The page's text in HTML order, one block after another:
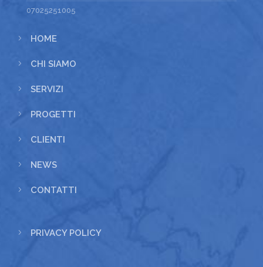
07025251005
5 HOME
5 CHI SIAMO
5 SERVIZI
5 PROGETTI
5 CLIENTI
5 NEWS
5 CONTATTI
5 PRIVACY POLICY